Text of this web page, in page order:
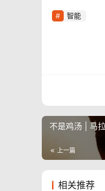
智能
不是鸡汤 | 马
上一篇
相关推荐